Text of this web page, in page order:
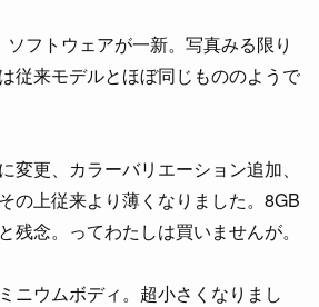
フトウェアが一新。写真みる限り
従来モデルとほぼ同じもののようで
変更、カラーバリエーション追加、
の上従来より薄くなりました。8GB
残念。ってわたしは買いませんが。
ニウムボディ。超小さくなりまし